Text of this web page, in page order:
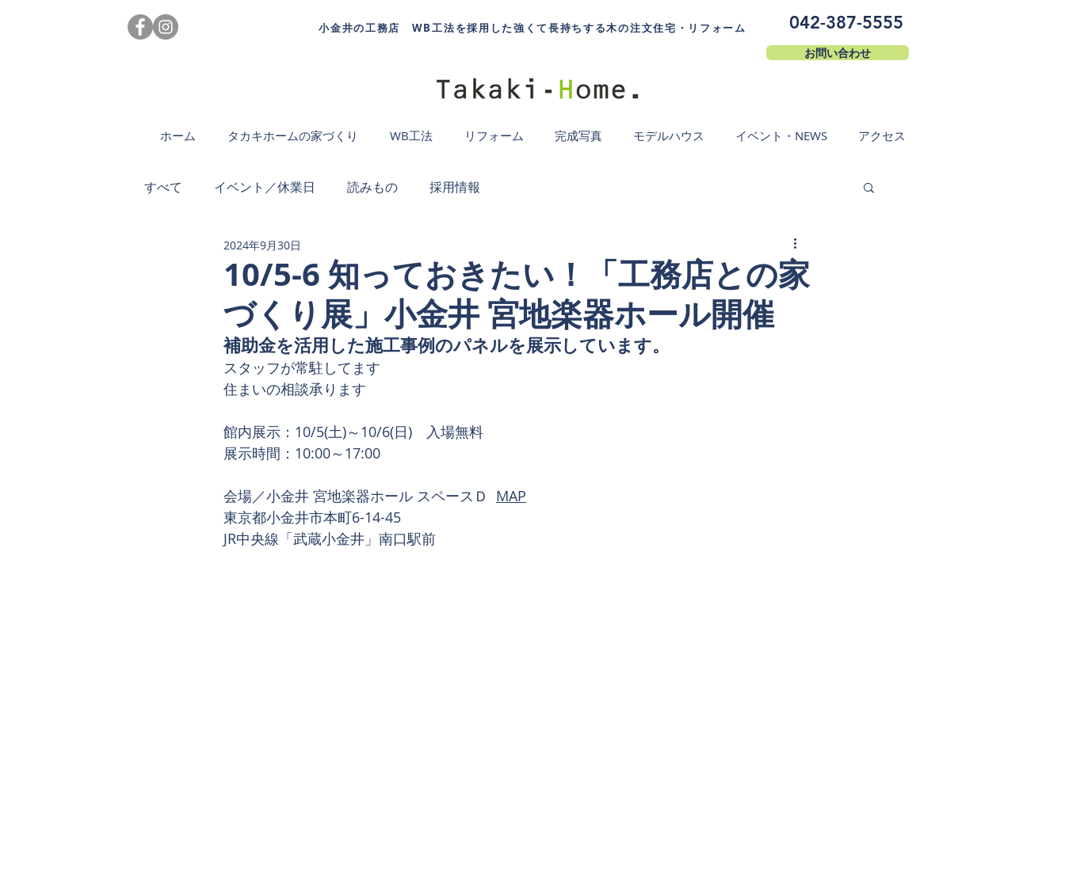
小金井の工務店 WB工法を採用した強くて長持ちする木の注文住宅・リフォーム 042-387-5555
お問い合わせ
ホーム タカキホームの家づくり WB工法 リフォーム 完成写真 モデルハウス イベント・NEWS アクセス
すべて イベント／休業日 読みもの 採用情報
10/5-6 知っておきたい！「工務店との家
づくり展」小金井 宮地楽器ホール開催
2024年9月30日
補助金を活用した施工事例のパネルを展示しています。
スタッフが常駐してます
住まいの相談承ります
館内展示：10/5(土)～10/6(日)　入場無料
展示時間：10:00～17:00
会場／小金井 宮地楽器ホール スペースＤ MAP
東京都小金井市本町6-14-45
JR中央線「武蔵小金井」南口駅前